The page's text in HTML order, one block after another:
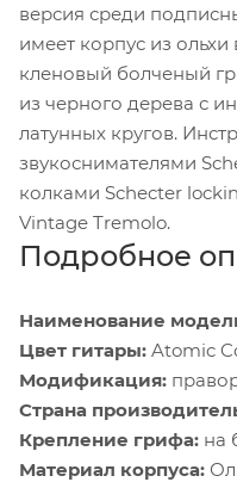
версия среди
имеет корпус из
кленовый болченый
из черного дерева с
латунных кругов.
звукоснимателями
колками Schecter
Vintage Tremolo.
Подробное
Наименование
Цвет гитары: Atomic
Модификация:
Страна
Крепление грифа: на
Материал корпуса: